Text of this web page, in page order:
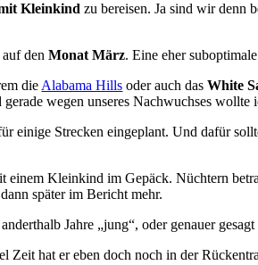
Kleinkind zu bereisen. Ja sind wir denn
auf denMonat März. Eine eher
die Alabama Hills oder auch dasWhite
wegen unseres Nachwuchses
einige Strecken eingeplant. Und dafür
einem Kleinkind im Gepäck. Nüchtern
später im Bericht mehr.
Jahre „jung“, oder genauer
hat er eben doch noch in der